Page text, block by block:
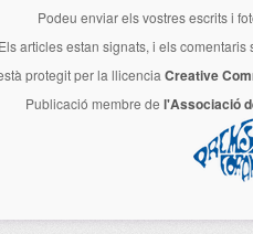
Podeu enviar els vostres escrits i
Els articles estan signats, i els
protegit per la llicencia Creative
Publicació membre de l'Associació